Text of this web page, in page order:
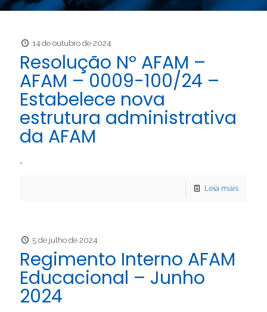
14 de outubro de 2024
Resolução Nº AFAM –
AFAM – 0009-100/24 –
Estabelece nova
estrutura administrativa
da AFAM
…
Leia mais
5 de julho de 2024
Regimento Interno AFAM
Educacional – Junho
2024